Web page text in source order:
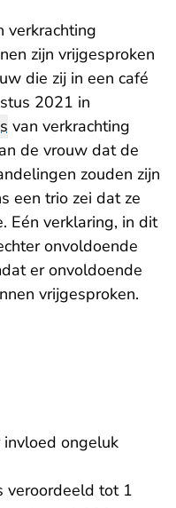
verkrachting
zijn vrijgesproken
die zij in een café
2021 in
van verkrachting
de vrouw dat de
zouden zijn
een trio zei dat ze
Eén verklaring, in dit
onvoldoende
er onvoldoende
vrijgesproken.
ongeluk
veroordeeld tot 1